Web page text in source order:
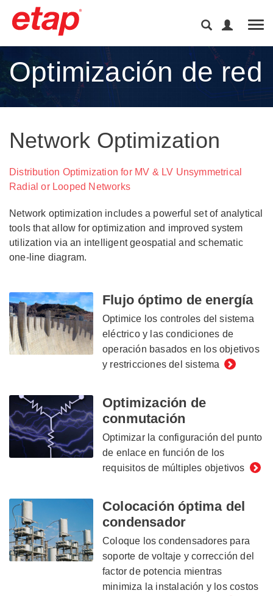
Optimización de red
Network Optimization
Distribution Optimization for MV & LV Unsymmetrical
Radial or Looped Networks
Network optimization includes a powerful set of analytical
tools that allow for optimization and improved system
utilization via an intelligent geospatial and schematic
one-line diagram.
Flujo óptimo de energía
Optimice los controles del sistema
eléctrico y las condiciones de
operación basados ​​en los objetivos
y restricciones del sistema
Optimización de
conmutación
Optimizar la configuración del punto
de enlace en función de los
requisitos de múltiples objetivos
Colocación óptima del
condensador
Coloque los condensadores para
soporte de voltaje y corrección del
factor de potencia mientras
minimiza la instalación y los costos